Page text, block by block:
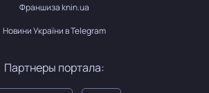
Франшиза knin.ua
Новини України в Telegram
Партнеры портала: